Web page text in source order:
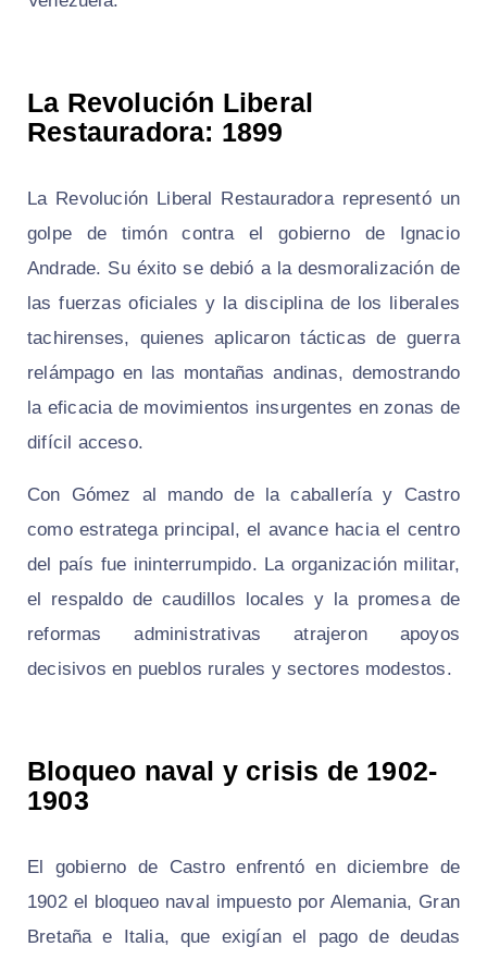
La Revolución Liberal
Restauradora: 1899
La Revolución Liberal Restauradora representó un
golpe de timón contra el gobierno de Ignacio
Andrade. Su éxito se debió a la desmoralización de
las fuerzas oficiales y la disciplina de los liberales
tachirenses, quienes aplicaron tácticas de guerra
relámpago en las montañas andinas, demostrando
la eficacia de movimientos insurgentes en zonas de
difícil acceso.
Con Gómez al mando de la caballería y Castro
como estratega principal, el avance hacia el centro
del país fue ininterrumpido. La organización militar,
el respaldo de caudillos locales y la promesa de
reformas administrativas atrajeron apoyos
decisivos en pueblos rurales y sectores modestos.
Bloqueo naval y crisis de 1902-
1903
El gobierno de Castro enfrentó en diciembre de
1902 el bloqueo naval impuesto por Alemania, Gran
Bretaña e Italia, que exigían el pago de deudas